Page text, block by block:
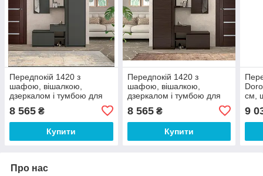
Передпокій 1420 з
шафою, вішалкою,
дзеркалом і тумбою для
142х37,6х200 см Майстер
Форм
8 565 ₴
Купити
Передпокій 1420 з
шафою, вішалкою,
дзеркалом і тумбою для
142х37,6х200 см Майстер
Форм
8 565₴
Купити
см,
9
Про нас